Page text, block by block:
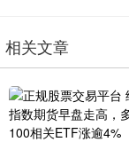
相关文章